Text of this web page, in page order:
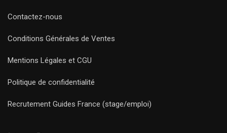
Contactez-nous
Conditions Générales de Ventes
Mentions Légales et CGU
Politique de confidentialité
Recrutement Guides France (stage/emploi)